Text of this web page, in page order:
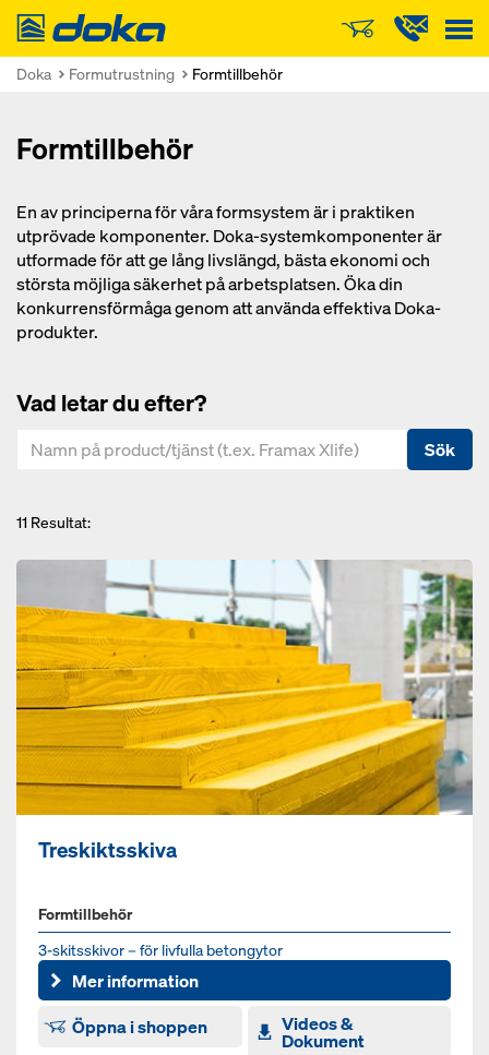
Doka
Doka Formutrustning Formtillbehör
Formtillbehör
En av principerna för våra formsystem är i praktiken
utprövade komponenter. Doka-systemkomponenter är
utformade för att ge lång livslängd, bästa ekonomi och
största möjliga säkerhet på arbetsplatsen. Öka din
konkurrensförmåga genom att använda effektiva Doka-
produkter.
Vad letar du efter?
Sök
11 Resultat:
Treskiktsskiva
Formtillbehör
3-skitsskivor – för livfulla betongytor
Mer information
Öppna i shoppen
Videos &
Dokument